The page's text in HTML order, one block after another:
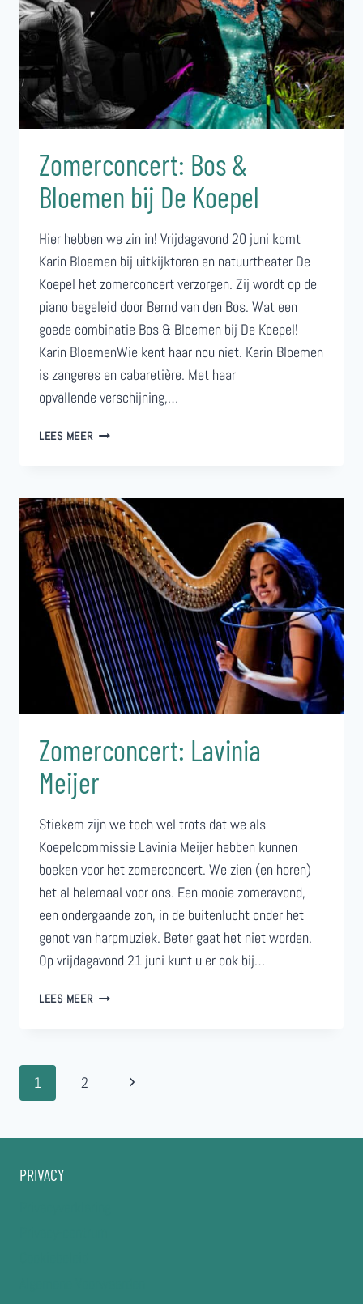
Zomerconcert: Bos &
Bloemen bij De Koepel
Hier hebben we zin in! Vrijdagavond 20 juni komt
Karin Bloemen bij uitkijktoren en natuurtheater De
Koepel het zomerconcert verzorgen. Zij wordt op de
piano begeleid door Bernd van den Bos. Wat een
goede combinatie Bos & Bloemen bij De Koepel!
Karin BloemenWie kent haar nou niet. Karin Bloemen
is zangeres en cabaretière. Met haar
opvallende verschijning,…
LEES MEERZOMERCONCERT:
BIJ
DE
KOEPEL
Zomerconcert: Lavinia
Meijer
Stiekem zijn we toch wel trots dat we als
Koepelcommissie Lavinia Meijer hebben kunnen
boeken voor het zomerconcert. We zien (en horen)
het al helemaal voor ons. Een mooie zomeravond,
een ondergaande zon, in de buitenlucht onder het
genot van harpmuziek. Beter gaat het niet worden.
Op vrijdagavond 21 juni kunt u er ook bij…
LEES MEERZOMERCONCERT:
Paginanavigatie
1 2
Volgende
PRIVACY